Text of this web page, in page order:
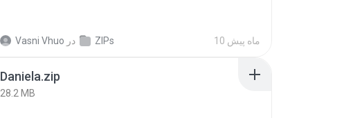
Vasni Vhuo در ZIPs 10 ماه پیش
Daniela.zip
28.2 MB